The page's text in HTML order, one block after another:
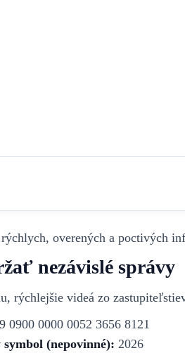
overených a poctivých
nezávislé správy
rýchlejšie videá zo
0900 0000 0052 3656 8121
(nepovinné): 2026